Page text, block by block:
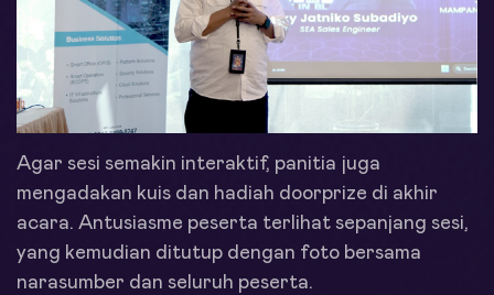
Agar sesi semakin interaktif, panitia juga
mengadakan kuis dan hadiah doorprize di akhir
acara. Antusiasme peserta terlihat sepanjang sesi,
yang kemudian ditutup dengan foto bersama
narasumber dan seluruh peserta.